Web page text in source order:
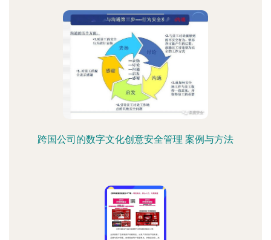
跨国公司的数字文化创意安全管理 案例与方法